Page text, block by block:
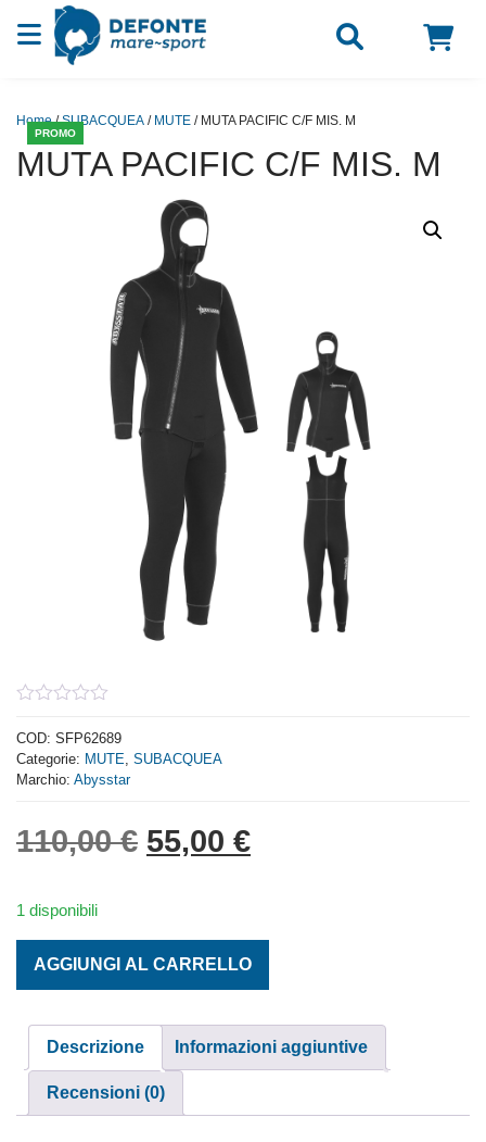
Vai al contenuto
PROMO
Home/SUBACQUEA / MUTE / MUTA PACIFIC C/F MIS. M
MUTA PACIFIC C/F MIS. M
out
of
5
COD: SFP62689
Categorie: MUTE, SUBACQUEA
Marchio: Abysstar
110,00€ Il prezzo originale era:
55,00 €Il prezzo
1 disponibili
AGGIUNGI AL CARRELLO
Descrizione Informazioni aggiuntive
Recensioni (0)